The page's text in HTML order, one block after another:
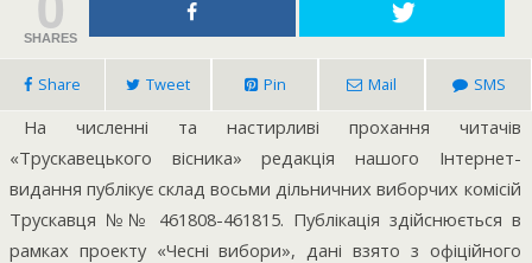
SHARES
Share Tweet Pin Mail SMS
На численні та настирливі прохання читачів
«Трускавецького вісника» редакція нашого Інтернет-
видання публікує склад восьми дільничних виборчих комісій
Трускавця №№ 461808-461815. Публікація здійснюється в
рамках проекту «Чесні вибори», дані взято з офіційного